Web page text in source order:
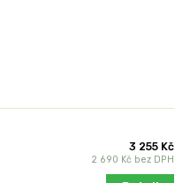
3 255 Kč
2 690 Kč bez DPH